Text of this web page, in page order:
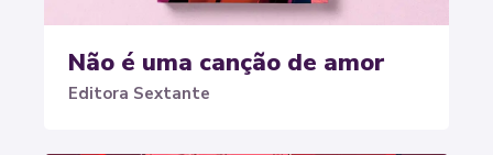
Não é uma canção de amor
Editora Sextante